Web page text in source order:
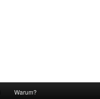
Warum?